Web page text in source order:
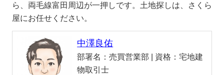
ら、両毛線富田周辺が一押しです。土地探しは、さくら
屋にお任せください。
中澤良佑
部署名：売買営業部 | 資格：宅地建
物取引士